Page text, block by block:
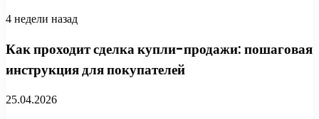
4 недели назад
Как проходит сделка купли-продажи: пошаговая
инструкция для покупателей
25.04.2026